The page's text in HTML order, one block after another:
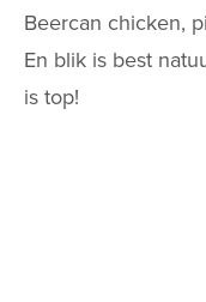
Beercan chicken,
En blik is best
is top!